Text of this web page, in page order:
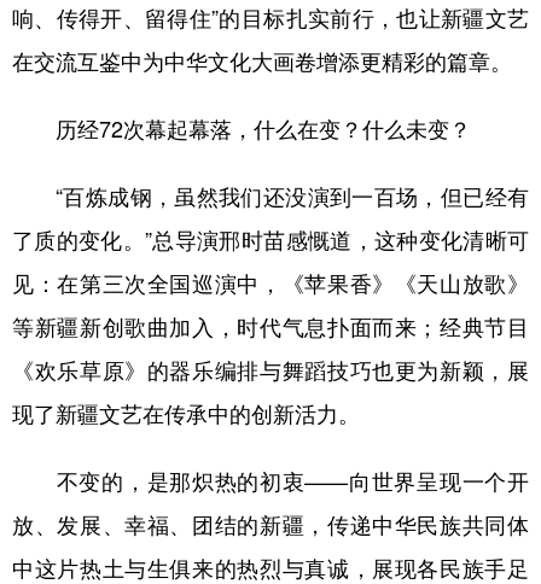
响、传得开、留得住”的目标扎实前行，也让新疆文艺
在交流互鉴中为中华文化大画卷增添更精彩的篇章。
历经72次幕起幕落，什么在变？什么未变？
“百炼成钢，虽然我们还没演到一百场，但已经有
了质的变化。”总导演邢时苗感慨道，这种变化清晰可
见：在第三次全国巡演中，《苹果香》《天山放歌》
等新疆新创歌曲加入，时代气息扑面而来；经典节目
《欢乐草原》的器乐编排与舞蹈技巧也更为新颖，展
现了新疆文艺在传承中的创新活力。
不变的，是那炽热的初衷——向世界呈现一个开
放、发展、幸福、团结的新疆，传递中华民族共同体
中这片热土与生俱来的热烈与真诚，展现各民族手足